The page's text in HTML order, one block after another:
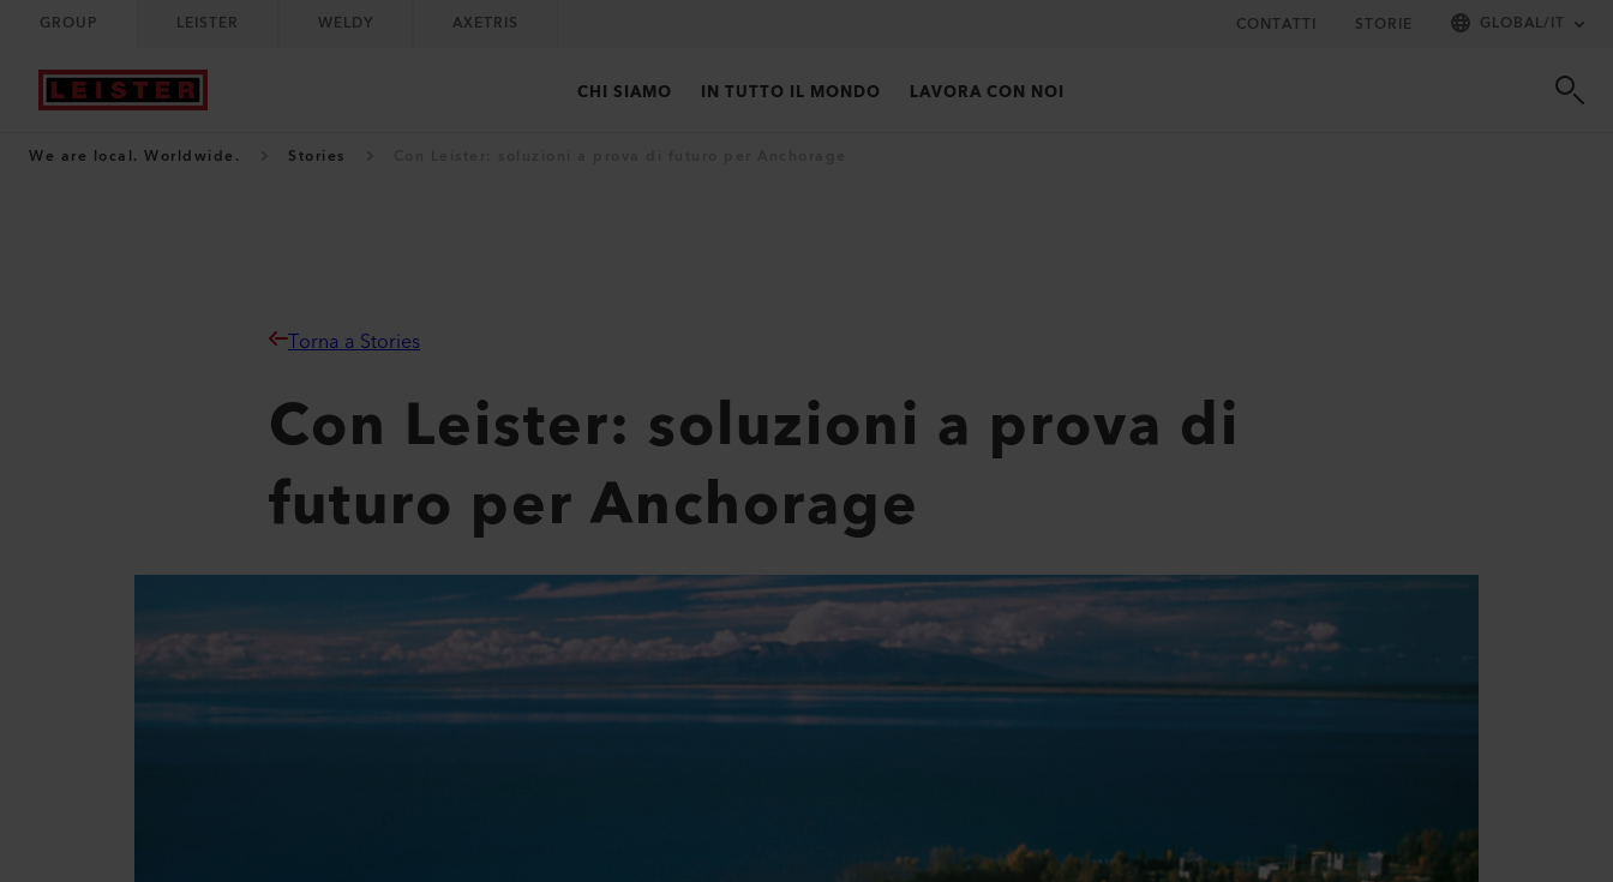
GROUP LEISTER WELDY AXETRIS CONTATTI STORIE GLOBAL/IT
CHI SIAMO IN TUTTO IL MONDO LAVORA CON NOI
We are local. Worldwide. Stories
Torna a Stories
Con Leister: soluzioni a prova di
futuro per Anchorage